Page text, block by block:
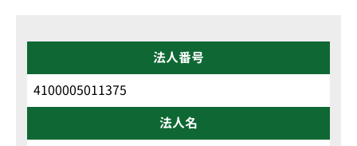
法人番号
4100005011375
法人名